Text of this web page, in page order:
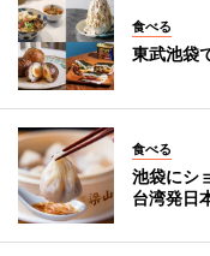
食べる
東武池袋
食べる
池袋にシ
台湾発日